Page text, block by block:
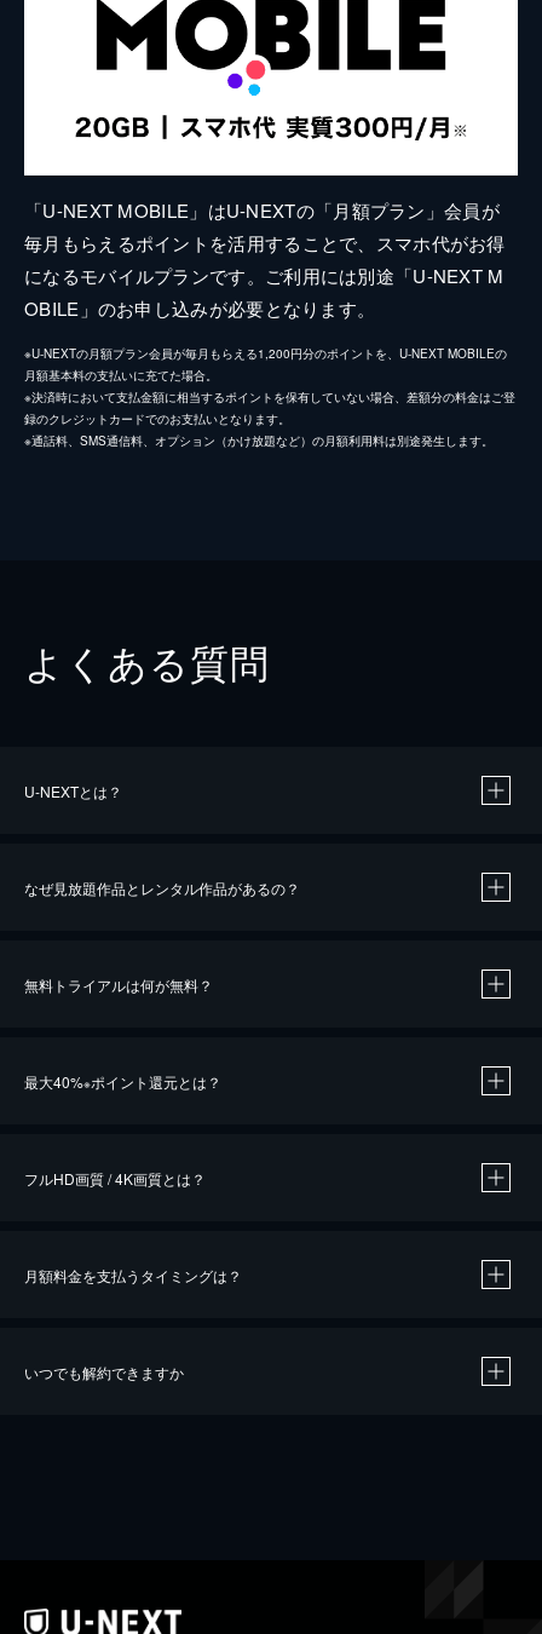
「U-NEXT MOBILE」はU-NEXTの「月額プラン」会員が
毎月もらえるポイントを活用することで、スマホ代がお得
になるモバイルプランです。ご利用には別途「U-NEXT M
OBILE」のお申し込みが必要となります。
※U-NEXTの月額プラン会員が毎月もらえる1,200円分のポイントを、U-NEXT MOBILEの
月額基本料の支払いに充てた場合。
※決済時において支払金額に相当するポイントを保有していない場合、差額分の料金はご登
録のクレジットカードでのお支払いとなります。
※通話料、SMS通信料、オプション（かけ放題など）の月額利用料は別途発生します。
よくある質問
U-NEXTとは？
なぜ見放題作品とレンタル作品があるの？
無料トライアルは何が無料？
最大40%※ポイント還元とは？
※40％ポイント還元の対象は、クレジットカード決済による作品の購入 / レンタルです。
フルHD画質 / 4K画質とは？
月額料金を支払うタイミングは？
いつでも解約できますか